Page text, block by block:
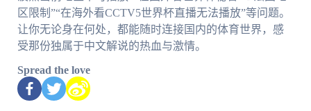
区限制”“在海外看CCTV5世界杯直播无法播放”等问题。
让你无论身在何处，都能随时连接国内的体育世界，感
受那份独属于中文解说的热血与激情。
Spread the love